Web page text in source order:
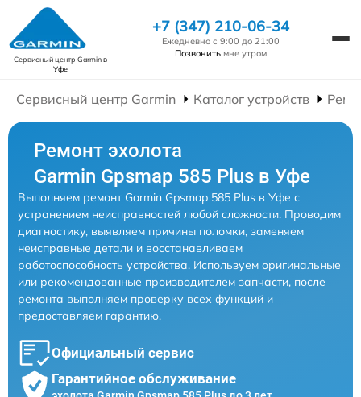
Сервисный центр Garminв
Уфе
+7 (347) 210-06-34
Ежедневно с 9:00 до 21:00
Позвонить мне утром
Сервисный центр Garmin Каталог устройств
Ремонт эхолота
Garmin Gpsmap 585 Plus в Уфе
Выполняем ремонт Garmin Gpsmap 585 Plus в Уфе с
устранением неисправностей любой сложности. Проводим
диагностику, выявляем причины поломки, заменяем
неисправные детали и восстанавливаем
работоспособность устройства. Используем оригинальные
или рекомендованные производителем запчасти, после
ремонта выполняем проверку всех функций и
предоставляем гарантию.
Официальный сервис
Гарантийное обслуживание